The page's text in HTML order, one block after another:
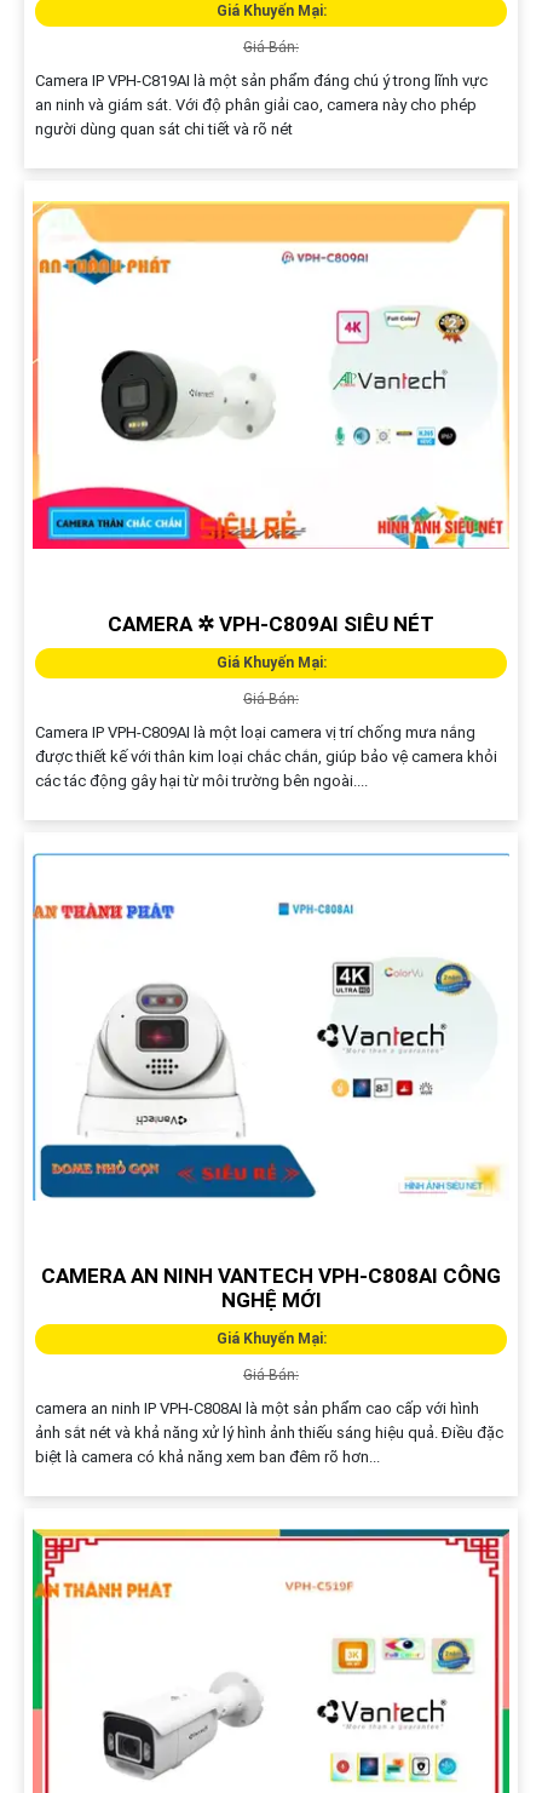
Giá Khuyến Mại:
Giá Bán:
Camera IP VPH-C819AI là một sản phẩm đáng chú ý trong lĩnh vực
an ninh và giám sát. Với độ phân giải cao, camera này cho phép
người dùng quan sát chi tiết và rõ nét
CAMERA ✲ VPH-C809AI SIÊU NÉT
Giá Khuyến Mại:
Giá Bán:
Camera IP VPH-C809AI là một loại camera vị trí chống mưa nắng
được thiết kế với thân kim loại chắc chắn, giúp bảo vệ camera khỏi
các tác động gây hại từ môi trường bên ngoài....
CAMERA AN NINH VANTECH VPH-C808AI CÔNG
NGHỆ MỚI
Giá Khuyến Mại:
Giá Bán:
camera an ninh IP VPH-C808AI là một sản phẩm cao cấp với hình
ảnh sắt nét và khả năng xử lý hình ảnh thiếu sáng hiệu quả. Điều đặc
biệt là camera có khả năng xem ban đêm rõ hơn...